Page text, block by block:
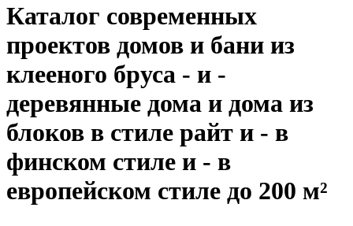
Каталог современных
проектов домов и бани из
клееного бруса - и -
деревянные дома и дома из
блоков в стиле райт и - в
финском стиле и - в
европейском стиле до 200 м²